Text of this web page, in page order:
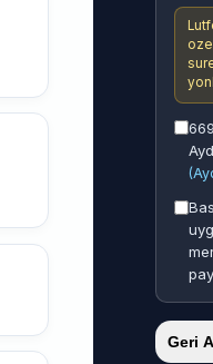
Geri